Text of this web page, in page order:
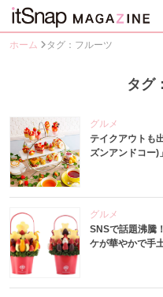
ホーム タグ：フルーツ
タグ
グルメ
テイクアウトも
ズンアンドコー
グルメ
SNSで話題沸騰
ケが華やかで手